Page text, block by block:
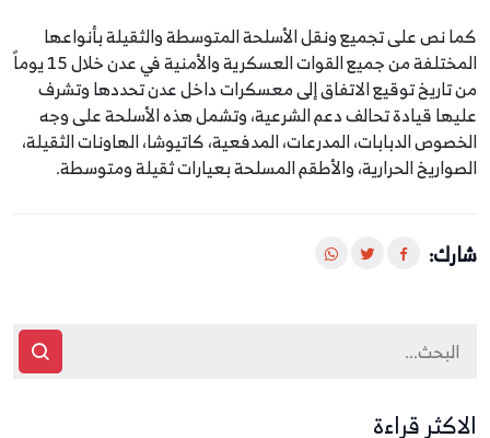
كما نص على تجميع ونقل الأسلحة المتوسطة والثقيلة بأنواعها
المختلفة من جميع القوات العسكرية والأمنية في عدن خلال 15 يوماً
من تاريخ توقيع الاتفاق إلى معسكرات داخل عدن تحددها وتشرف
عليها قيادة تحالف دعم الشرعية، وتشمل هذه الأسلحة على وجه
الخصوص الدبابات، المدرعات، المدفعية، كاتيوشا، الهاونات الثقيلة،
الصواريخ الحرارية، والأطقم المسلحة بعيارات ثقيلة ومتوسطة.
شارك:
الاكثر قراءة